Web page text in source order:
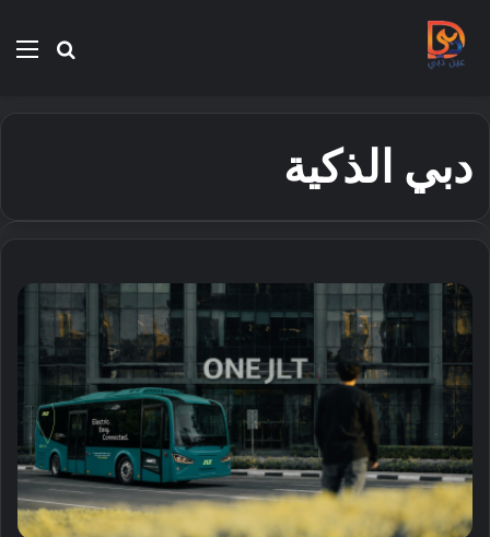
بحث
دبي الذكية